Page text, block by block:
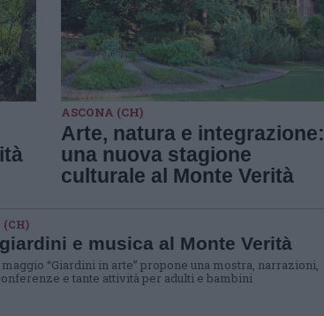
ASCONA (CH)
Arte, natura e integrazione:
una nuova stagione
culturale al Monte Verità
(CH)
e musica al Monte Verità
maggio “Giardini in arte” propone una mostra, narrazioni,
e tante attività per adulti e bambini